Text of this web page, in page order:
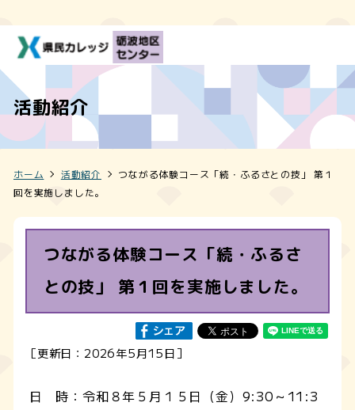
活動紹介
ホーム 活動紹介
つながる体験コース「続・ふるさとの技」 第１
回を実施しました。
つながる体験コース「続・ふるさ
との技」 第１回を実施しました。
［更新日：2026年5月15日］
日 時：令和８年５月１５日（金）9:30～11:3